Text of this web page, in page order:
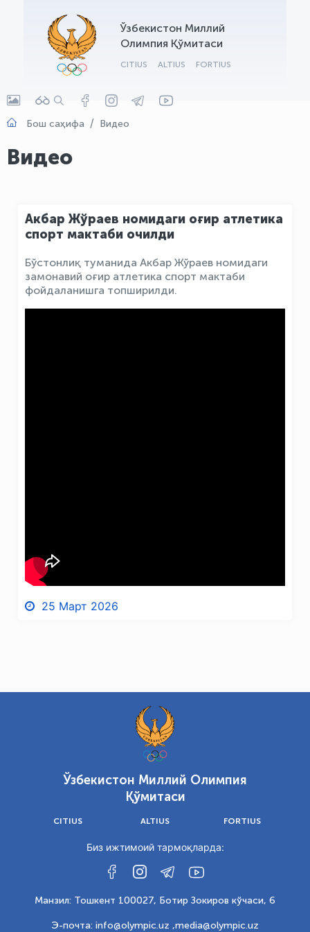
Ўзбекистон Миллий
Олимпия Қўмитаси
CITIUS ALTIUS FORTIUS
Бош саҳифа Видео
Видео
Акбар Жўраев номидаги оғир атлетика
спорт мактаби очилди
Бўстонлиқ туманида Акбар Жўраев номидаги
замонавий оғир атлетика спорт мактаби
фойдаланишга топширилди.
25 Март 2026
Ўзбекистон Миллий Олимпия
Қўмитаси
CITIUS ALTIUS FORTIUS
Биз ижтимоий тармоқларда:
Манзил: Тошкент 100027, Ботир Зокиров кўчаси, 6
Э-почта: info@olympic.uz ,media@olympic.uz
OLYMPCHIK AI - yordamchi
Онлайн · olympic.uz